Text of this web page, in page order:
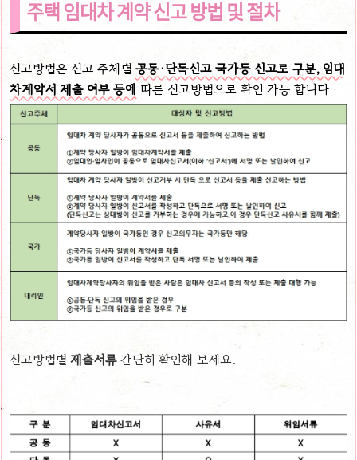
주택 임대차 계약신고 방법 및 절차
신고방법은 신고 주체별 공동·단독신고 국가등 신고로 구분, 임대
차계약서 제출 여부 등에 따른 신고방법으로 확인 가능 합니다
신고방법별 제출서류 간단히 확인해 보세요.